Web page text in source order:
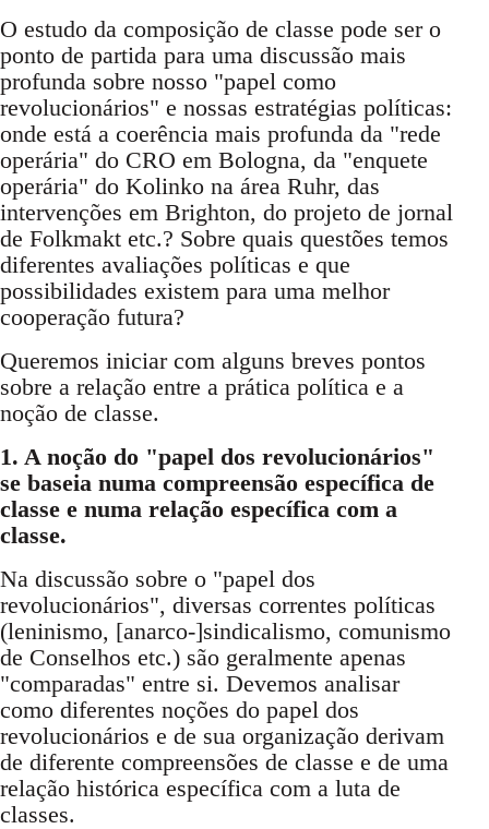
O estudo da composição de classe pode ser o
ponto de partida para uma discussão mais
profunda sobre nosso "papel como
revolucionários" e nossas estratégias políticas:
onde está a coerência mais profunda da "rede
operária" do CRO em Bologna, da "enquete
operária" do Kolinko na área Ruhr, das
intervenções em Brighton, do projeto de jornal
de Folkmakt etc.? Sobre quais questões temos
diferentes avaliações políticas e que
possibilidades existem para uma melhor
cooperação futura?
Queremos iniciar com alguns breves pontos
sobre a relação entre a prática política e a
noção de classe.
1. A noção do "papel dos revolucionários"
se baseia numa compreensão específica de
classe e numa relação específica com a
classe.
Na discussão sobre o "papel dos
revolucionários", diversas correntes políticas
(leninismo, [anarco-]sindicalismo, comunismo
de Conselhos etc.) são geralmente apenas
"comparadas" entre si. Devemos analisar
como diferentes noções do papel dos
revolucionários e de sua organização derivam
de diferente compreensões de classe e de uma
relação histórica específica com a luta de
classes.